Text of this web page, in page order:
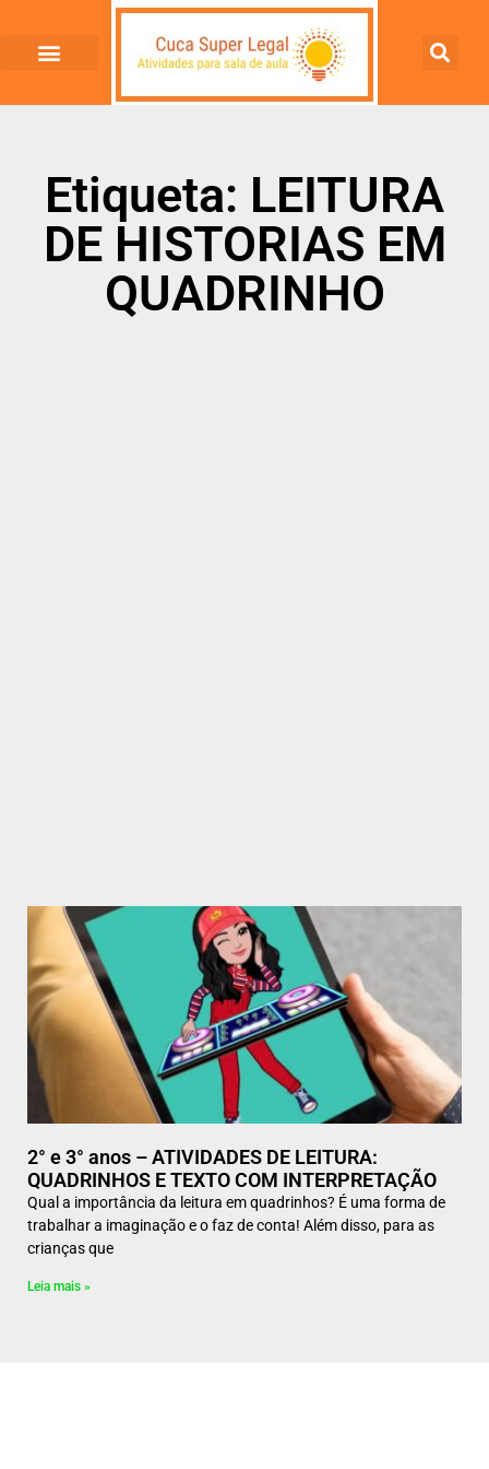
Etiqueta: LEITURA
DE HISTORIAS EM
QUADRINHO
2° e 3° anos – ATIVIDADES DE LEITURA:
QUADRINHOS E TEXTO COM INTERPRETAÇÃO
Qual a importância da leitura em quadrinhos? É uma forma de
trabalhar a imaginação e o faz de conta! Além disso, para as
crianças que
Leia mais »